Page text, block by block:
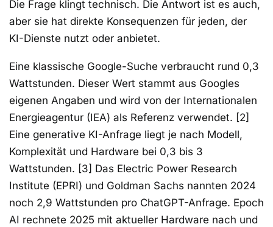
Die Frage klingt technisch. Die Antwort ist es auch,
aber sie hat direkte Konsequenzen für jeden, der
KI-Dienste nutzt oder anbietet.
Eine klassische Google-Suche verbraucht rund 0,3
Wattstunden. Dieser Wert stammt aus Googles
eigenen Angaben und wird von der Internationalen
Energieagentur (IEA) als Referenz verwendet. [2]
Eine generative KI-Anfrage liegt je nach Modell,
Komplexität und Hardware bei 0,3 bis 3
Wattstunden. [3] Das Electric Power Research
Institute (EPRI) und Goldman Sachs nannten 2024
noch 2,9 Wattstunden pro ChatGPT-Anfrage. Epoch
AI rechnete 2025 mit aktueller Hardware nach und